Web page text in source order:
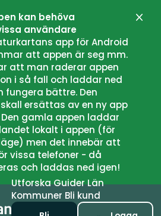
kan behöva
användare
app för Android
att appen är seg mm.
att man raderar appen
i så fall och laddar ned
fungera bättre. Den
ersättas av en ny app
gamla appen laddar
lokalt i appen (för
men det innebär att
vissa telefoner - då
och laddas ned igen!
UtforskaGuiderLän
Kommuner Bli kund